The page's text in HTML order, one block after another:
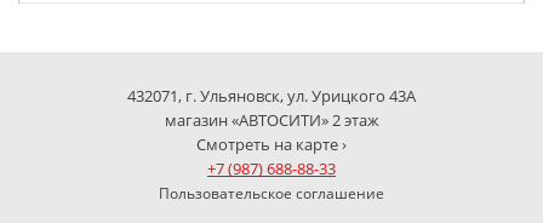
432071, г. Ульяновск, ул. Урицкого 43А
магазин «АВТОСИТИ» 2 этаж
Смотреть на карте ›
+7 (987) 688-88-33
Пользовательское соглашение